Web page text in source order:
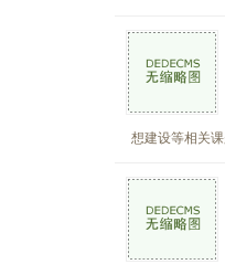
想建设等相关